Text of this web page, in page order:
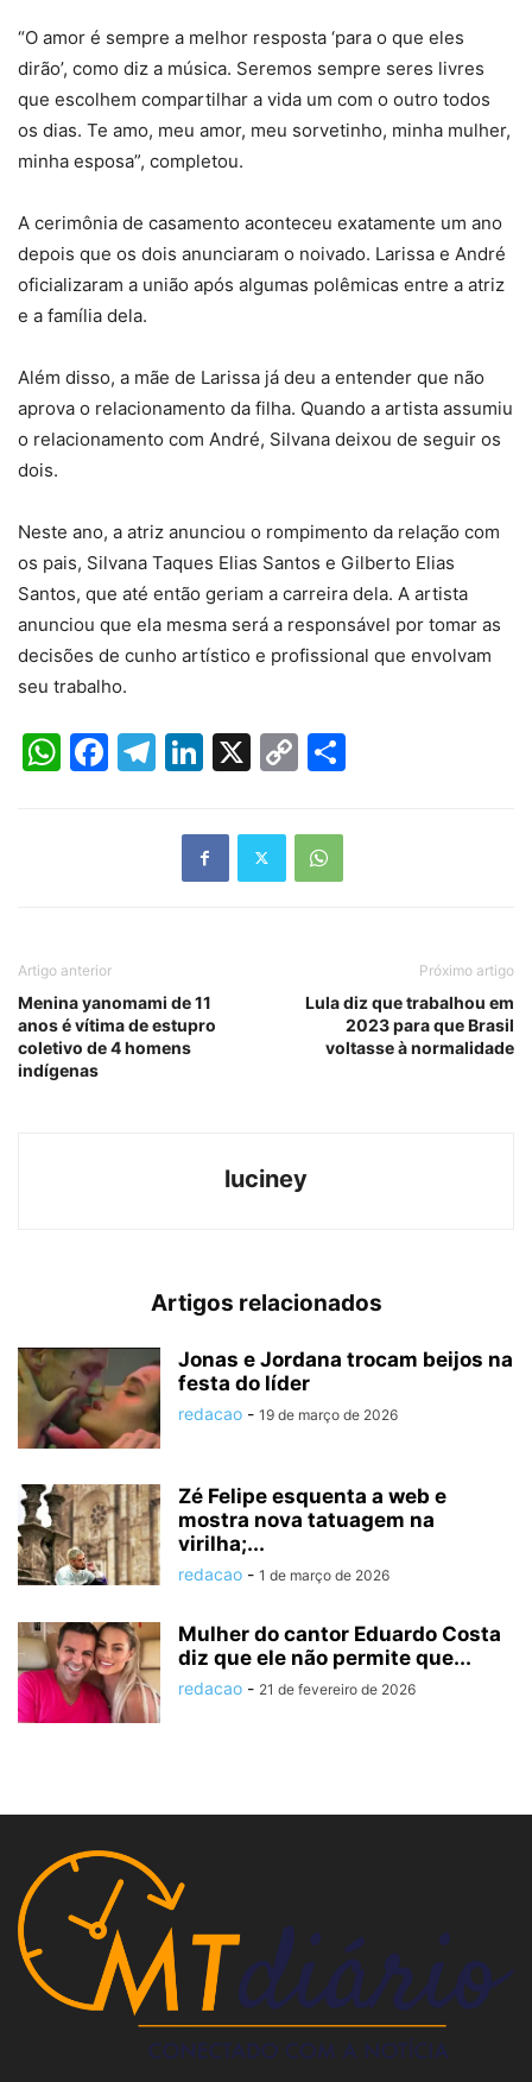
“O amor é sempre a melhor resposta ‘para o que eles
dirão’, como diz a música. Seremos sempre seres livres
que escolhem compartilhar a vida um com o outro todos
os dias. Te amo, meu amor, meu sorvetinho, minha mulher,
minha esposa”, completou.
A cerimônia de casamento aconteceu exatamente um ano
depois que os dois anunciaram o noivado. Larissa e André
oficializaram a união após algumas polêmicas entre a atriz
e a família dela.
Além disso, a mãe de Larissa já deu a entender que não
aprova o relacionamento da filha. Quando a artista assumiu
o relacionamento com André, Silvana deixou de seguir os
dois.
Neste ano, a atriz anunciou o rompimento da relação com
os pais, Silvana Taques Elias Santos e Gilberto Elias
Santos, que até então geriam a carreira dela. A artista
anunciou que ela mesma será a responsável por tomar as
decisões de cunho artístico e profissional que envolvam
seu trabalho.
WhatsApp
Facebook
Telegram
LinkedIn
X
Copy
Artigo anterior
Menina yanomami de 11
anos é vítima de estupro
coletivo de 4 homens
indígenas
Próximo artigo
Lula diz que trabalhou em
2023 para que Brasil
voltasse à normalidade
luciney
Artigos relacionados
Jonas e Jordana trocam beijos na
festa do líder
redacao - 19 de março de 2026
Zé Felipe esquenta a web e
mostra nova tatuagem na
virilha;...
redacao - 1 de março de 2026
Mulher do cantor Eduardo Costa
diz que ele não permite que...
redacao - 21 de fevereiro de 2026